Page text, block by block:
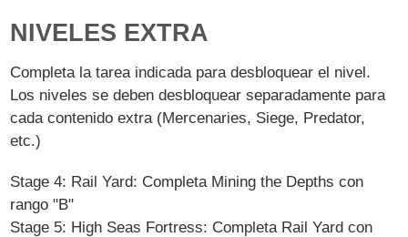
NIVELES EXTRA
Completa la tarea indicada para desbloquear el nivel.
Los niveles se deben desbloquear separadamente para
cada contenido extra (Mercenaries, Siege, Predator,
etc.)
Stage 4: Rail Yard: Completa Mining the Depths con
rango "B"
Stage 5: High Seas Fortress: Completa Rail Yard con